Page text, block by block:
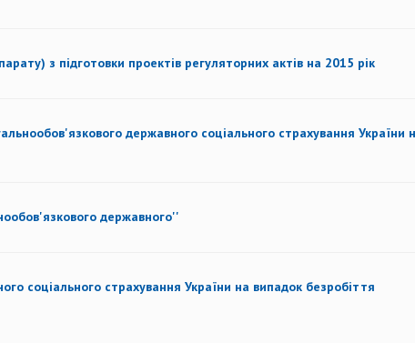
з підготовки проектів регуляторних актів на 2015 рік
державного соціального страхування України
державного''
соціального страхування України на випадок безробіття